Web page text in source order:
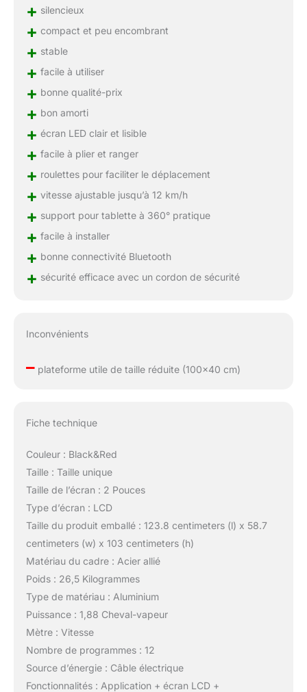
+ silencieux
+ compact et peu encombrant
+ stable
+ facile à utiliser
+ bonne qualité-prix
+ bon amorti
+ écran LED clair et lisible
+ facile à plier et ranger
+ roulettes pour faciliter le déplacement
+ vitesse ajustable jusqu’à 12 km/h
+ support pour tablette à 360° pratique
+ facile à installer
+ bonne connectivité Bluetooth
+ sécurité efficace avec un cordon de sécurité
Inconvénients
–plateforme utile de taille réduite (100×40 cm)
Fiche technique
Couleur : Black&Red
Taille : Taille unique
Taille de l’écran : 2 Pouces
Type d’écran : LCD
Taille du produit emballé : 123.8 centimeters (l) x 58.7
centimeters (w) x 103 centimeters (h)
Matériau du cadre : Acier allié
Poids : 26,5 Kilogrammes
Type de matériau : Aluminium
Puissance : 1,88 Cheval-vapeur
Mètre : Vitesse
Nombre de programmes : 12
Source d’énergie : Câble électrique
Fonctionnalités : Application + écran LCD +